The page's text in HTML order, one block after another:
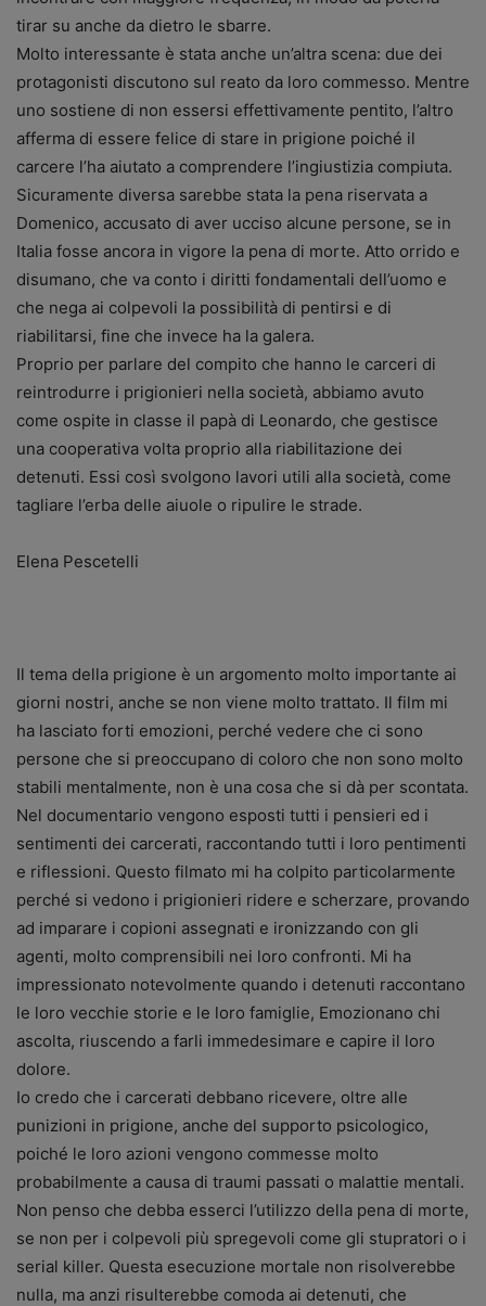
tirar su anche da dietro le sbarre.
Molto interessante è stata anche un’altra scena: due dei
protagonisti discutono sul reato da loro commesso. Mentre
uno sostiene di non essersi effettivamente pentito, l’altro
afferma di essere felice di stare in prigione poiché il
carcere l’ha aiutato a comprendere l’ingiustizia compiuta.
Sicuramente diversa sarebbe stata la pena riservata a
Domenico, accusato di aver ucciso alcune persone, se in
Italia fosse ancora in vigore la pena di morte. Atto orrido e
disumano, che va conto i diritti fondamentali dell’uomo e
che nega ai colpevoli la possibilità di pentirsi e di
riabilitarsi, fine che invece ha la galera.
Proprio per parlare del compito che hanno le carceri di
reintrodurre i prigionieri nella società, abbiamo avuto
come ospite in classe il papà di Leonardo, che gestisce
una cooperativa volta proprio alla riabilitazione dei
detenuti. Essi così svolgono lavori utili alla società, come
tagliare l’erba delle aiuole o ripulire le strade.
Elena Pescetelli
Il tema della prigione è un argomento molto importante ai
giorni nostri, anche se non viene molto trattato. Il film mi
ha lasciato forti emozioni, perché vedere che ci sono
persone che si preoccupano di coloro che non sono molto
stabili mentalmente, non è una cosa che si dà per scontata.
Nel documentario vengono esposti tutti i pensieri ed i
sentimenti dei carcerati, raccontando tutti i loro pentimenti
e riflessioni. Questo filmato mi ha colpito particolarmente
perché si vedono i prigionieri ridere e scherzare, provando
ad imparare i copioni assegnati e ironizzando con gli
agenti, molto comprensibili nei loro confronti. Mi ha
impressionato notevolmente quando i detenuti raccontano
le loro vecchie storie e le loro famiglie, Emozionano chi
ascolta, riuscendo a farli immedesimare e capire il loro
dolore.
Io credo che i carcerati debbano ricevere, oltre alle
punizioni in prigione, anche del supporto psicologico,
poiché le loro azioni vengono commesse molto
probabilmente a causa di traumi passati o malattie mentali.
Non penso che debba esserci l’utilizzo della pena di morte,
se non per i colpevoli più spregevoli come gli stupratori o i
serial killer. Questa esecuzione mortale non risolverebbe
nulla, ma anzi risulterebbe comoda ai detenuti, che